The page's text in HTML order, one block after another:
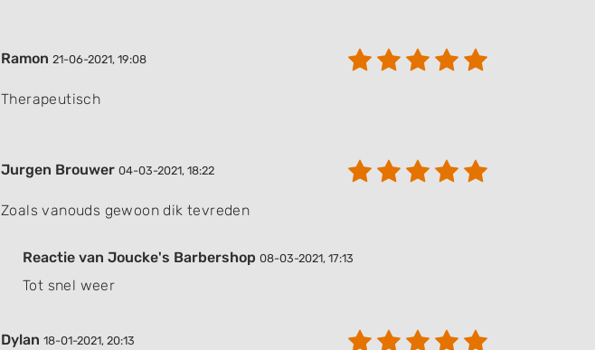
Ramon 21-06-2021, 19:08
Therapeutisch
Jurgen Brouwer 04-03-2021, 18:22
Zoals vanouds gewoon dik tevreden
Reactie van Joucke's Barbershop 08-03-2021, 17:13
Tot snel weer
Dylan 18-01-2021, 20:13